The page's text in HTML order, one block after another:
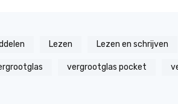
Lezen Lezen en schrijven
vergrootglas pocket